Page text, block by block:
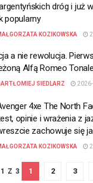
dróg i już
popularny
KOZIKOWSKA
a nie rewolucja.
Alfą Romeo Tonale
SIEDLARZ
4xe The North
opinie i wrażenia z
zachowuje się
KOZIKOWSKA
Z 3 1 2 3